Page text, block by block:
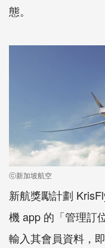
態。
ⓒ新加坡航空
新航獎勵計劃
機 app 的「管理訂
輸入其會員資料，